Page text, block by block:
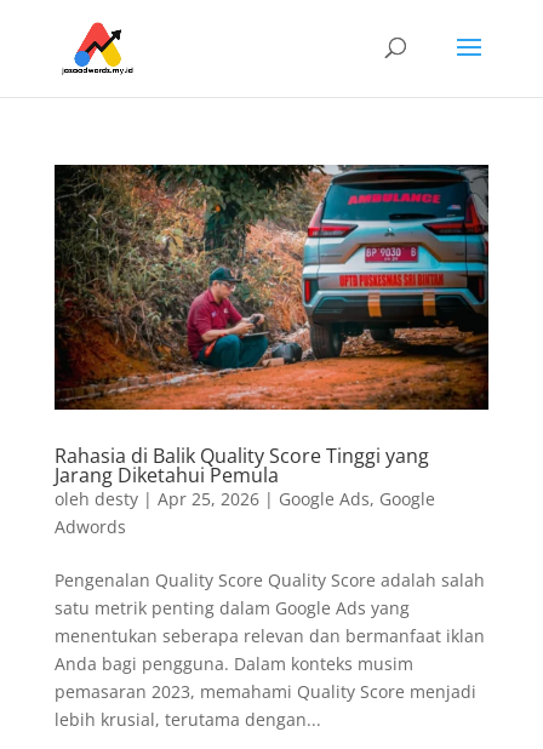
Rahasia di Balik Quality Score Tinggi yang
Jarang Diketahui Pemula
oleh desty| Apr 25, 2026| Google Ads, Google
Adwords
Pengenalan Quality Score Quality Score adalah salah
satu metrik penting dalam Google Ads yang
menentukan seberapa relevan dan bermanfaat iklan
Anda bagi pengguna. Dalam konteks musim
pemasaran 2023, memahami Quality Score menjadi
lebih krusial, terutama dengan...